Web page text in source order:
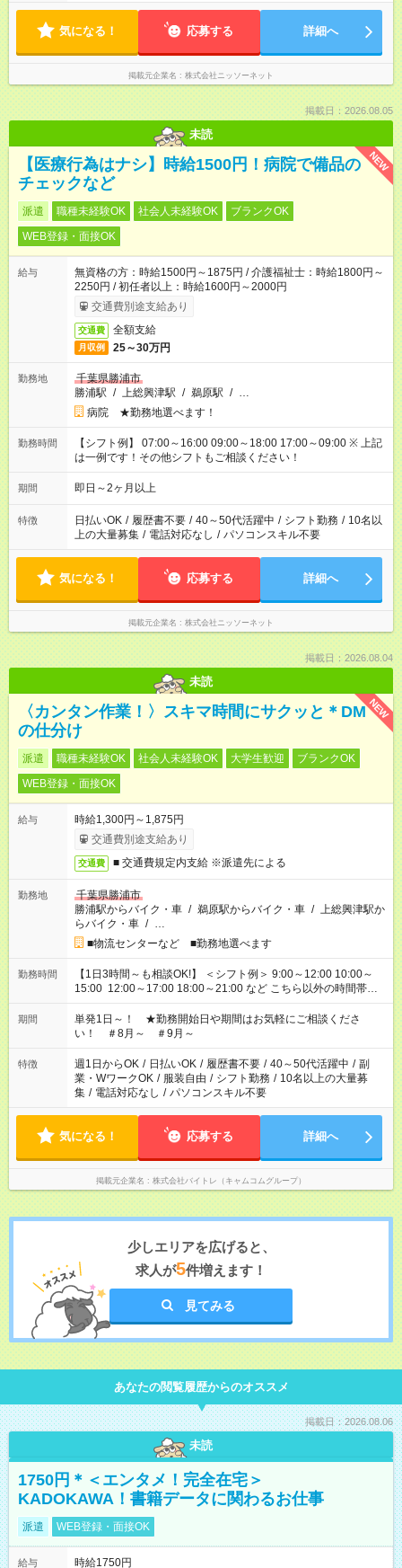
気になる！ 応募する 詳細へ
掲載元企業名 株式会社ニッソーネット
掲載日：2026.08.05
未読
NEW
【医療行為はナシ】時給1500円！病院で備品の
チェックなど
派遣 職種未経験OK 社会人未経験OK
ブランクOK
WEB登録・面接OK
給与
無資格の方：時給1500円～1875円 / 介護福祉士：時給1800円～
2250円 / 初任者以上：時給1600円～2000円
交通費別途支給あり
交通費 全額支給
月収例 25～30万円
勤務地
千葉県勝浦市
勝浦駅 / 上総興津駅 / 鵜原駅 / …
病院 ★勤務地選べます！
勤務時間
【シフト例】 07:00～16:00 09:00～18:00 17:00～09:00 ※ 上記
は一例です！その他シフトもご相談ください！
期間 即日～2ヶ月以上
特徴 日払いOK / 履歴書不要 / 40～50代活躍中 / シフト勤務 / 10名以
上の大量募集 / 電話対応なし / パソコンスキル不要
気になる！ 応募する 詳細へ
掲載元企業名 株式会社ニッソーネット
掲載日：2026.08.04
未読
NEW
〈カンタン作業！〉スキマ時間にサクッと＊DM
の仕分け
派遣 職種未経験OK 社会人未経験OK 大学生歓迎
ブランクOK
WEB登録・面接OK
給与
時給1,300円～1,875円
交通費別途支給あり
交通費 ■ 交通費規定内支給 ※派遣先による
勤務地
千葉県勝浦市
勝浦駅からバイク・車 / 鵜原駅からバイク・車 / 上総興津駅か
らバイク・車 / …
■物流センターなど ■勤務地選べます
勤務時間
【1日3時間～も相談OK!】 ＜シフト例＞ 9:00～12:00 10:00～
15:00 12:00～17:00 18:00～21:00 など こちら以外の時間帯も
お気軽にご相談ください！
期間
単発1日～！ ★勤務開始日や期間はお気軽にご相談くださ
い！ ＃8月～ ＃9月～
特徴 週1日からOK / 日払いOK / 履歴書不要 / 40～50代活躍中 / 副
業・WワークOK / 服装自由 / シフト勤務 / 10名以上の大量募
集 / 電話対応なし / パソコンスキル不要
気になる！ 応募する 詳細へ
掲載元企業名 株式会社バイトレ（キャムコムグループ）
少しエリアを広げると、
求人が5件増えます！
見てみる
あなたの閲覧履歴からのオススメ
掲載日：2026.08.06
未読
1750円＊＜エンタメ！完全在宅＞
KADOKAWA！書籍データに関わるお仕事
派遣 WEB登録・面接OK
給与 時給1750円